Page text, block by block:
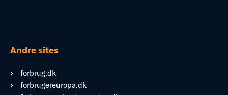
Andre sites
forbrug.dk
forbrugereuropa.dk